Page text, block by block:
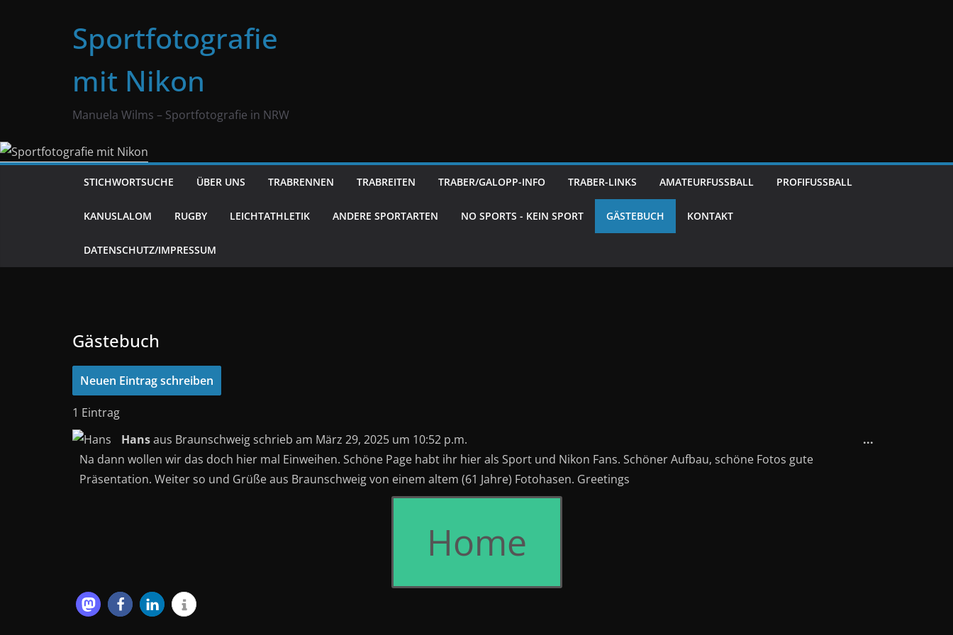
Sportfotografie
mit Nikon
Manuela Wilms – Sportfotografie in NRW
STICHWORTSUCHE ÜBER UNS TRABRENNEN TRABREITEN TRABER/GALOPP-INFO TRABER-LINKS AMATEURFUSSBALL PROFIFUSSBALL
KANUSLALOM RUGBY LEICHTATHLETIK ANDERE SPORTARTEN NO SPORTS - KEIN SPORT GÄSTEBUCH KONTAKT
DATENSCHUTZ/IMPRESSUM
Gästebuch
1 Eintrag
Hansaus Braunschweigschrieb am März 29, 2025 um 10:52 p.m.
Na dann wollen wir das doch hier mal Einweihen. Schöne Page habt ihr hier als Sport und Nikon Fans. Schöner Aufbau, schöne Fotos gute
Präsentation. Weiter so und Grüße aus Braunschweig von einem altem (61 Jahre) Fotohasen. Greetings
...
Home